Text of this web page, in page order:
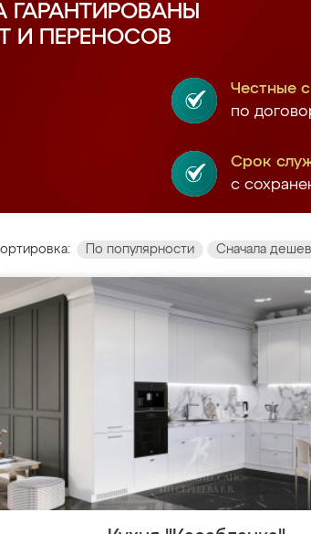
И ПЕРЕНОСОВ
Честные
по
Срок
с
По популярности Сначала